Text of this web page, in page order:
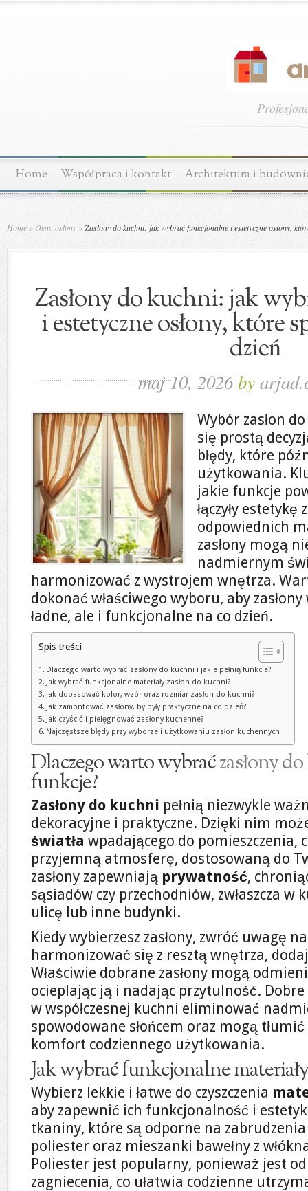
Home Współpraca i kontakt Architektura i
Home »Okna osłony » Zasłony do kuchni: jak wybrać funkcjonalne i estetyczne osłony,
Zasłony do kuchni: jak
i estetyczne osłony, które
dzień
maj 10, 2026by
Wybór zasłon
się prostą
błędy, które
użytkowania.
jakie funkcje
łączyły
odpowiednich
zasłony mogą
nadmiernym
harmonizować z wystrojem wnętrza.
dokonać właściwego wyboru, aby
ładne, ale i funkcjonalne na co dzień.
Spis treści
Dlaczego warto wybrać zasłony do kuchni i jakie pełnią funkcje?
Jak wybrać funkcjonalne materiały zasłon do kuchni?
Jak dopasować kolor, wzór oraz rozmiar zasłon do kuchni?
Jak zamontować zasłony, by były praktyczne na co dzień?
Jak czyścić i pielęgnować zasłony kuchenne?
Najczęstsze błędy przy wyborze i użytkowaniu zasłon kuchennych
Dlaczego warto wybraćzasłony
funkcje?
Zasłony do kuchni pełnią niezwykle
dekoracyjne i praktyczne. Dzięki nim
światła wpadającego do pomieszczenia,
przyjemną atmosferę, dostosowaną do
zasłony zapewniają prywatność,
sąsiadów czy przechodniów, zwłaszcza
ulicę lub inne budynki.
Kiedy wybierzesz zasłony, zwróć uwagę
harmonizować się z resztą wnętrza,
Właściwie dobrane zasłony mogą
ocieplając ją i nadając przytulność.
w współczesnej kuchni eliminować
spowodowane słońcem oraz mogą tłumić
komfort codziennego użytkowania.
Jak wybrać funkcjonalne
Wybierz lekkie i łatwe do czyszczenia
aby zapewnić ich funkcjonalność i
tkaniny, które są odporne na
poliester oraz mieszanki bawełny z
Poliester jest popularny, ponieważ jest
zagniecenia, co ułatwia codzienne